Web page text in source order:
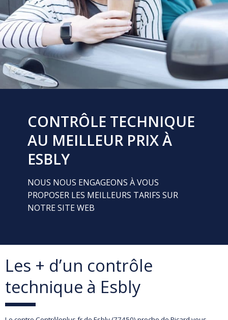
CONTRÔLE TECHNIQUE
AU MEILLEUR PRIX À
ESBLY
NOUS NOUS ENGAGEONS À VOUS
PROPOSER LES MEILLEURS TARIFS SUR
NOTRE SITE WEB
Les + d’un contrôle
technique à Esbly